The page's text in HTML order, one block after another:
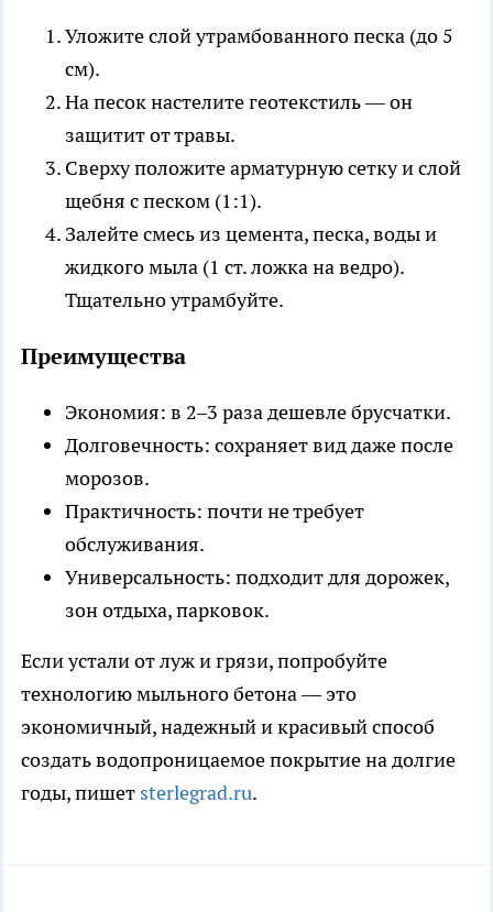
Уложите слой утрамбованного песка (до 5
см).
На песок настелите геотекстиль — он
защитит от травы.
Сверху положите арматурную сетку и слой
щебня с песком (1:1).
Залейте смесь из цемента, песка, воды и
жидкого мыла (1 ст. ложка на ведро).
Тщательно утрамбуйте.
Преимущества
Экономия: в 2–3 раза дешевле брусчатки.
Долговечность: сохраняет вид даже после
морозов.
Практичность: почти не требует
обслуживания.
Универсальность: подходит для дорожек,
зон отдыха, парковок.
Если устали от луж и грязи, попробуйте
технологию мыльного бетона — это
экономичный, надежный и красивый способ
создать водопроницаемое покрытие на долгие
годы, пишет sterlegrad.ru.